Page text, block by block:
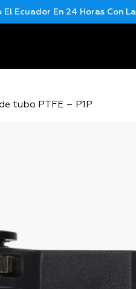
En 24 Horas Con Laar
tubo PTFE – P1P